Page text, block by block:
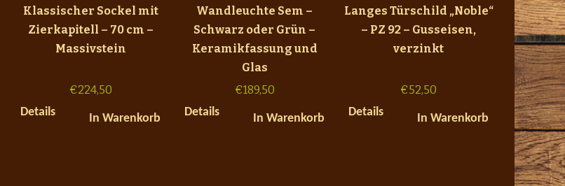
Klassischer Sockel mit
Zierkapitell – 70 cm –
Massivstein
€224,50
Details
In Warenkorb
Wandleuchte Sem –
Schwarz oder Grün –
Keramikfassung und
Glas
€189,50
Details
In Warenkorb
Langes Türschild „Noble“
– PZ 92 – Gusseisen,
verzinkt
€52,50
Details
In Warenkorb